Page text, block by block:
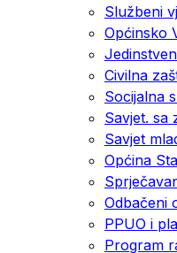
Službeni
Općinsko
Civilna
Socijalna
Savjet. sa
Savjet
Općina
Odbačeni
PPUO i
Program